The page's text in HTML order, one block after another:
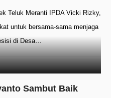
Teluk Meranti IPDA Vicki Rizky,
untuk bersama-sama menjaga
di Desa…
Sambut Baik